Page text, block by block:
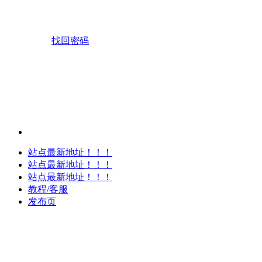
找回密码
站点最新地址！！！
站点最新地址！！！
站点最新地址！！！
教程/客服
发布页